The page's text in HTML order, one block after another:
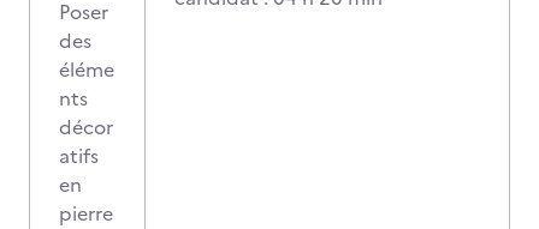
Poser
des
éléme
nts
décor
atifs
en
pierre